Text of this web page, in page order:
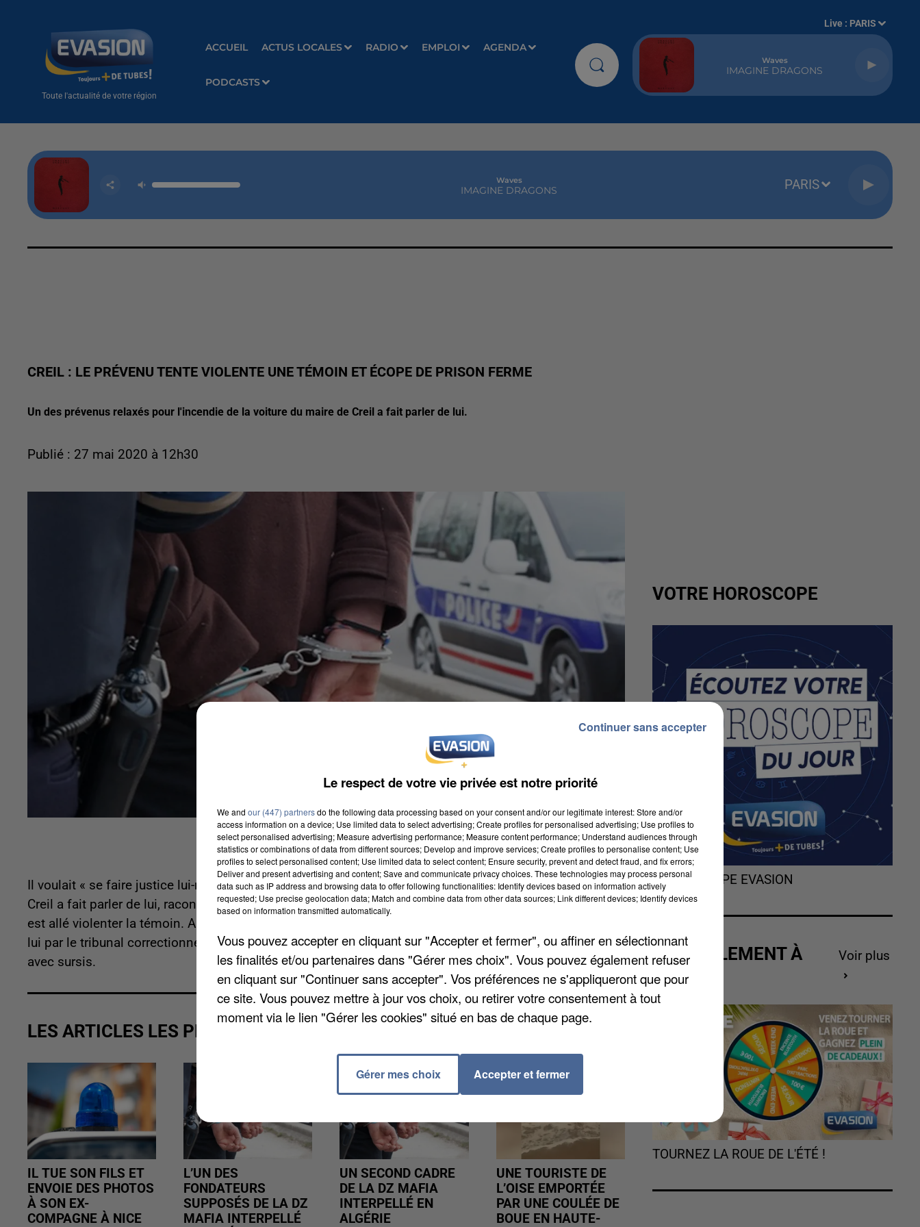
Toute l'actualité de votre région
ACCUEIL ACTUS LOCALES RADIO EMPLOI AGENDA
PODCASTS
Live : PARIS
Waves
IMAGINE DRAGONS
Waves
IMAGINE DRAGONS PARIS
CREIL : LE PRÉVENU TENTE VIOLENTE UNE TÉMOIN ET ÉCOPE DE PRISON FERME
Un des prévenus relaxés pour l'incendie de la voiture du maire de Creil a fait parler de lui.
Publié : 27 mai 2020 à 12h30
Il voulait « se faire justice lui-même ». Un des prévenus relaxés pour l'incendie de la voiture du maire de
Creil a fait parler de lui, raconte
Le Courrier Picard. A peine sorti du tribunal, le jeune homme de 23 ans
est allé violenter la témoin. Au moment des faits, il était entouré des trois autres prévenus, jugé avec
lui par le tribunal correctionnel de Compiègne. Il a été condamné à 13 mois de prison ferme dont 6
avec sursis.
LES ARTICLES LES PLUS VUS
IL TUE SON FILS ET
ENVOIE DES PHOTOS
À SON EX-
COMPAGNE À NICE
L’UN DES
FONDATEURS
SUPPOSÉS DE LA DZ
MAFIA INTERPELLÉ
UN SECOND CADRE
DE LA DZ MAFIA
INTERPELLÉ EN
ALGÉRIE
UNE TOURISTE DE
L’OISE EMPORTÉE
PAR UNE COULÉE DE
BOUE EN HAUTE-
VOTRE HOROSCOPE
L'HOROSCOPE EVASION
ACTUELLEMENT À
GAGNER
Voir plus
TOURNEZ LA ROUE DE L'ÉTÉ !
Le respect de votre vie privée est notre priorité
We and our (447) partnersdo the following data processing based on your consent and/or our legitimate interest: Store and/or
access information on a device; Use limited data to select advertising; Create profiles for personalised advertising; Use profiles to
select personalised advertising; Measure advertising performance; Measure content performance; Understand audiences through
statistics or combinations of data from different sources; Develop and improve services; Create profiles to personalise content; Use
profiles to select personalised content; Use limited data to select content; Ensure security, prevent and detect fraud, and fix errors;
Deliver and present advertising and content; Save and communicate privacy choices. These technologies may process personal
data such as IP address and browsing data to offer following functionalities: Identify devices based on information actively
requested; Use precise geolocation data; Match and combine data from other data sources; Link different devices; Identify devices
based on information transmitted automatically.
Vous pouvez accepter en cliquant sur "Accepter et fermer", ou affiner en sélectionnant
les finalités et/ou partenaires dans "Gérer mes choix". Vous pouvez également refuser
en cliquant sur "Continuer sans accepter". Vos préférences ne s'appliqueront que pour
ce site. Vous pouvez mettre à jour vos choix, ou retirer votre consentement à tout
moment via le lien "Gérer les cookies" situé en bas de chaque page.
Gérer mes choix Accepter et fermer
Continuer sans accepter